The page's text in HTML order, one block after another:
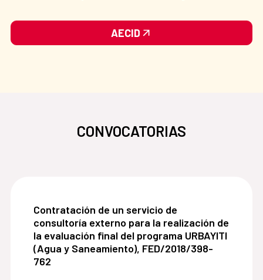
AECID
CONVOCATORIAS
Contratación de un servicio de consultoría
Contratación de un servicio de
consultoría externo para la realización de
la evaluación final del programa URBAYITI
(Agua y Saneamiento), FED/2018/398-
762